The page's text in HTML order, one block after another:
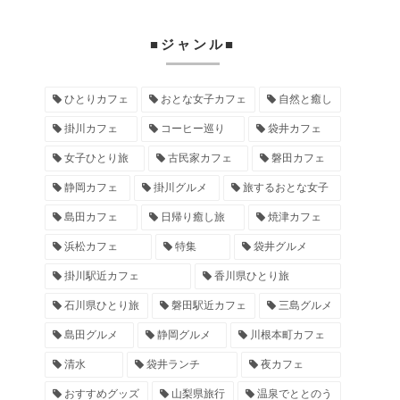
■ジャンル■
ひとりカフェ おとな女子カフェ 自然と癒し
掛川カフェ コーヒー巡り 袋井カフェ
女子ひとり旅 古民家カフェ 磐田カフェ
静岡カフェ 掛川グルメ 旅するおとな女子
島田カフェ 日帰り癒し旅 焼津カフェ
浜松カフェ 特集 袋井グルメ
掛川駅近カフェ 香川県ひとり旅
石川県ひとり旅 磐田駅近カフェ 三島グルメ
島田グルメ 静岡グルメ 川根本町カフェ
清水 袋井ランチ 夜カフェ
おすすめグッズ 山梨県旅行 温泉でととのう